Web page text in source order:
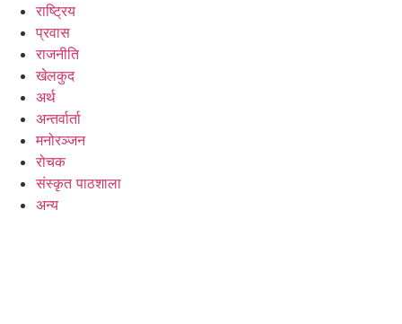
राष्ट्रिय
प्रवास
राजनीति
खेलकुद
अर्थ
अन्तर्वार्ता
मनोरञ्जन
रोचक
संस्कृत पाठशाला
अन्य